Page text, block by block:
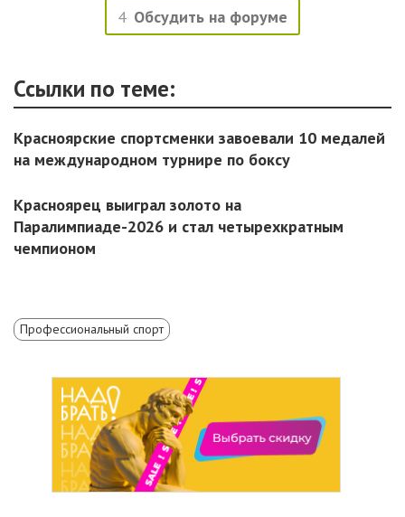
4 Обсудить на форуме
Ссылки по теме:
Красноярские спортсменки завоевали 10 медалей
на международном турнире по боксу
Красноярец выиграл золото на
Паралимпиаде-2026 и стал четырехкратным
чемпионом
Профессиональный спорт